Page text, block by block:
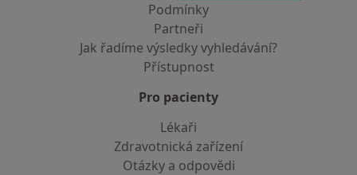
Podmínky
Partneři
Jak řadíme výsledky vyhledávání?
Přístupnost
Pro pacienty
Lékaři
Zdravotnická zařízení
Otázky a odpovědi